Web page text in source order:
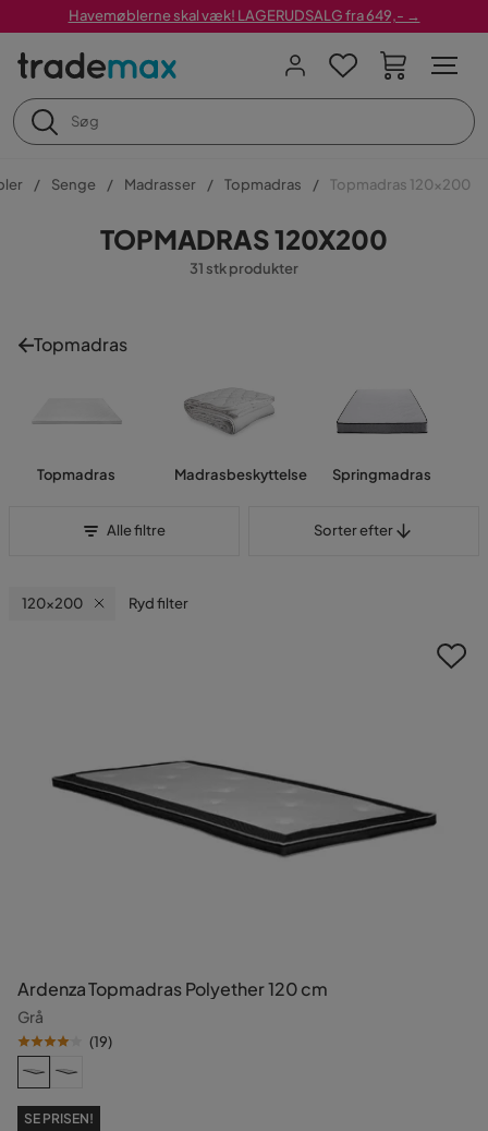
Havemøblerne skal væk! LAGERUDSALG fra 649,- →
Senge Madrasser Topmadras Topmadras 120x200
TOPMADRAS 120X200
31 stk produkter
Topmadras
Topmadras Madrasbeskyttelse Springmadras
Alle filtre Sorter efter
120x200 Ryd filter
Ardenza Topmadras Polyether 120 cm
Grå
(19)
SE PRISEN!